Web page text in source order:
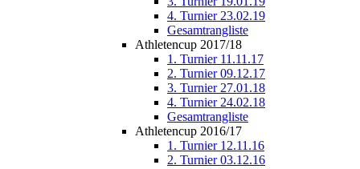
4. Turnier 23.02.19
Gesamtrangliste
Athletencup 2017/18
1. Turnier 11.11.17
2. Turnier 09.12.17
3. Turnier 27.01.18
4. Turnier 24.02.18
Gesamtrangliste
Athletencup 2016/17
1. Turnier 12.11.16
2. Turnier 03.12.16